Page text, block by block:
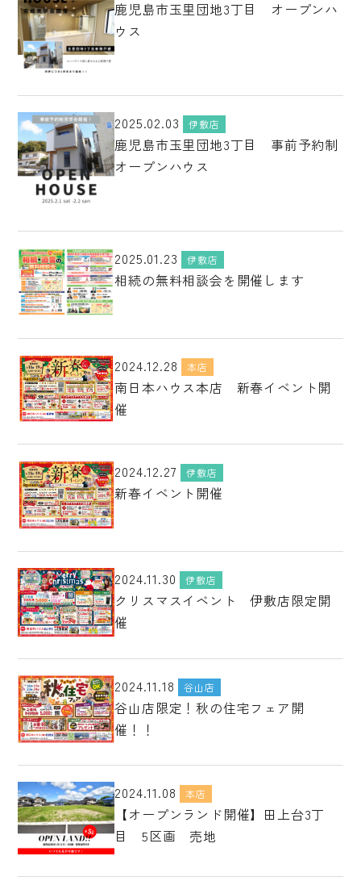
鹿児島市玉里団地3丁目 オープンハ
ウス
2025.02.03 伊敷店
鹿児島市玉里団地3丁目 事前予約制
オープンハウス
2025.01.23 伊敷店
相続の無料相談会を開催します
2024.12.28 本店
南日本ハウス本店 新春イベント開
催
2024.12.27 伊敷店
新春イベント開催
2024.11.30 伊敷店
クリスマスイベント 伊敷店限定開
催
2024.11.18 谷山店
谷山店限定！秋の住宅フェア開
催！！
2024.11.08 本店
【オープンランド開催】田上台3丁
目 5区画 売地